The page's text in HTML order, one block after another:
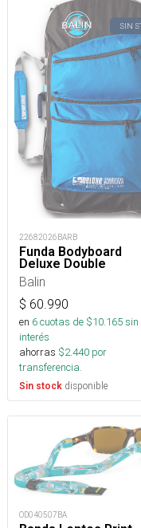
SIN
22682026BARB
Funda Bodyboard
Deluxe Double
Balin
$ 60.990
en 6cuotas de $10.165sin
interés
ahorras $2.440 por
transferencia.
Sin stock disponible
OD040507BA